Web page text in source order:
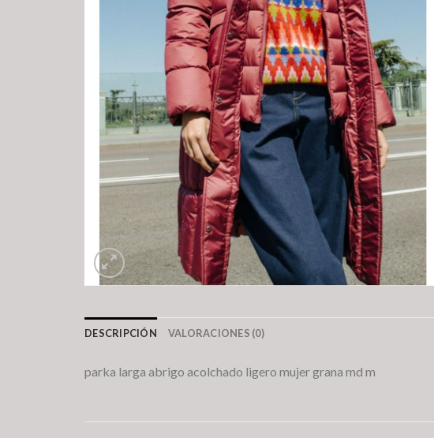
DESCRIPCIÓN VALORACIONES (0)
parka larga abrigo acolchado ligero mujer grana md m